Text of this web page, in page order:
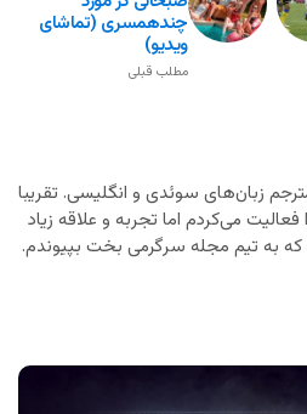
چندهمسری (تماشای
ویدیو)
مطلب قبلی
زبان‌های سوئدی و انگلیسی. تقریبا
فعالیت می‌کردم اما تجربه و علاقه زیاد
به تیم مجله سرگرمی بخت بپیوندم.